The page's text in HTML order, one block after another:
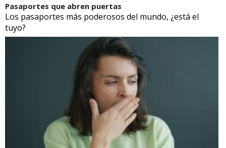
Pasaportes que abren puertas
Los pasaportes más poderosos del mundo, ¿está el
tuyo?